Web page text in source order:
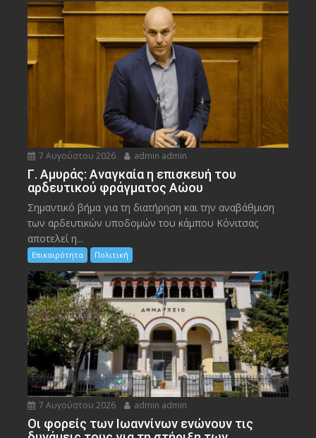
7 Αυγούστου 2026 admin admin
Γ. Αμυράς: Αναγκαία η επισκευή του
αρδευτικού φράγματος Αώου
Σημαντικό βήμα για τη διατήρηση και την αναβάθμιση
των αρδευτικών υποδομών του κάμπου Κόνιτσας
αποτελεί η...
Επικαιρότητα Πολιτική
7 Αυγούστου 2026 admin admin
Οι φορείς των Ιωαννίνων ενώνουν τις